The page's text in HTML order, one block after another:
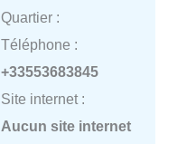
Quartier :
Téléphone :
+33553683845
Site internet :
Aucun site internet